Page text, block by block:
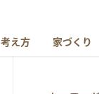
考え方 家づくり